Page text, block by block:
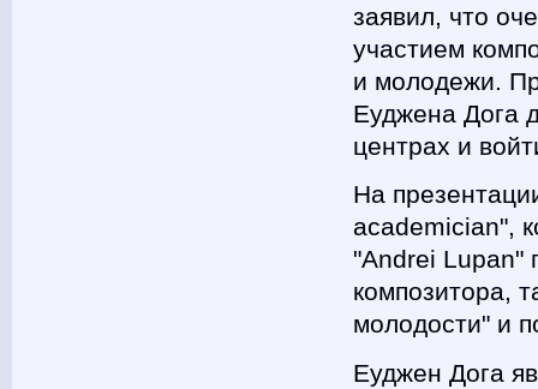
заявил, что
участием
и молодежи.
Еуджена Дога
центрах и
На
academician",
"Andrei Lupan"
композитора,
молодости" и
Еуджен Дога